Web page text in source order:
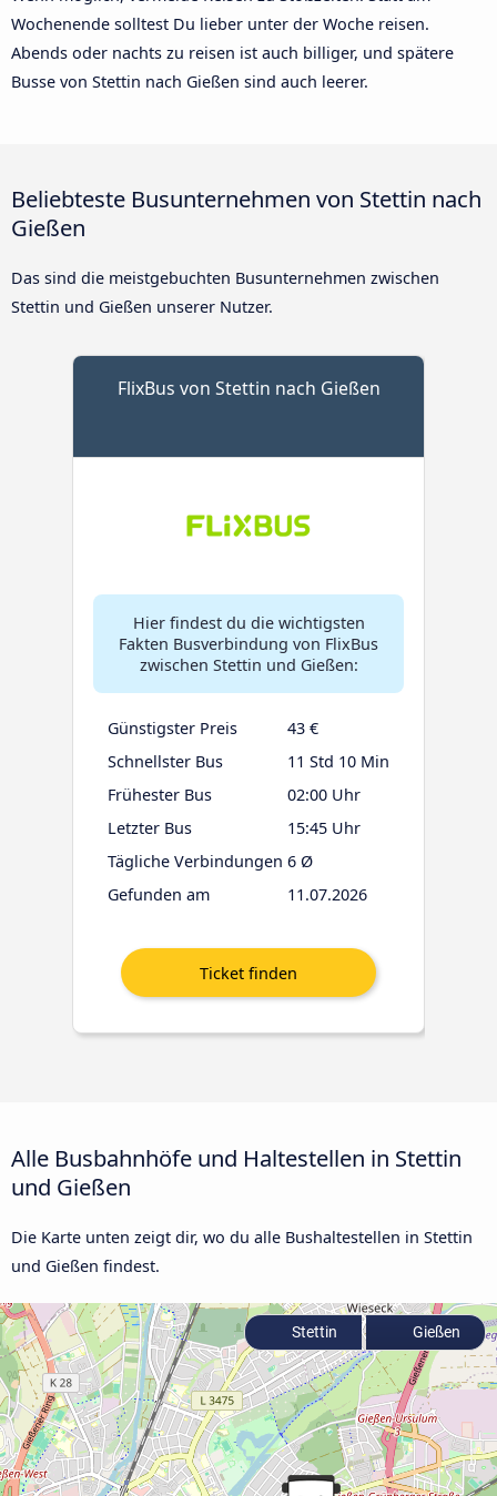
Wochenende solltest Du lieber unter der Woche reisen.
Abends oder nachts zu reisen ist auch billiger, und spätere
Busse von Stettin nach Gießen sind auch leerer.
Beliebteste Busunternehmen von Stettin nach
Gießen
Das sind die meistgebuchten Busunternehmen zwischen
Stettin und Gießen unserer Nutzer.
FlixBus von Stettin nach Gießen
Hier findest du die wichtigsten
Fakten Busverbindung von FlixBus
zwischen Stettin und Gießen:
Günstigster Preis
43 €
Schnellster Bus
11 Std 10 Min
Frühester Bus
02:00 Uhr
Letzter Bus
15:45 Uhr
Tägliche Verbindungen 6 Ø
Gefunden am
11.07.2026
Alle Busbahnhöfe und Haltestellen in Stettin
und Gießen
Die Karte unten zeigt dir, wo du alle Bushaltestellen in Stettin
und Gießen findest.
Stettin Gießen